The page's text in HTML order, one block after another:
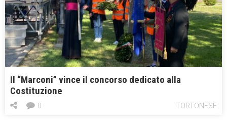
Il “Marconi” vince il concorso dedicato alla
Costituzione
TORTONESE
0